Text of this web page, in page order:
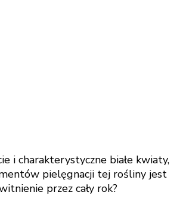
i charakterystyczne białe kwiaty,
pielęgnacji tej rośliny jest
przez cały rok?